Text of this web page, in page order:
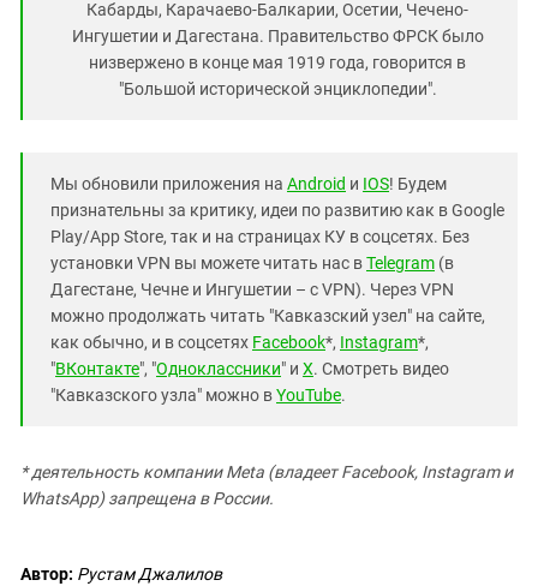
Кабарды, Карачаево-Балкарии, Осетии, Чечено-
Ингушетии и Дагестана. Правительство ФРСК было
низвержено в конце мая 1919 года, говорится в
"Большой исторической энциклопедии".
Мы обновили приложения на Android и IOS! Будем
признательны за критику, идеи по развитию как в Google
Play/App Store, так и на страницах КУ в соцсетях. Без
установки VPN вы можете читать нас вTelegram (в
Дагестане, Чечне и Ингушетии – с VPN). Через VPN
можно продолжать читать "Кавказский узел" на сайте,
как обычно, и в соцсетях Facebook*, Instagram*,
"ВКонтакте", "Одноклассники" и X. Смотреть видео
"Кавказского узла" можно вYouTube.
* деятельность компании Meta (владеет Facebook, Instagram и
WhatsApp) запрещена в России.
Автор: Рустам Джалилов